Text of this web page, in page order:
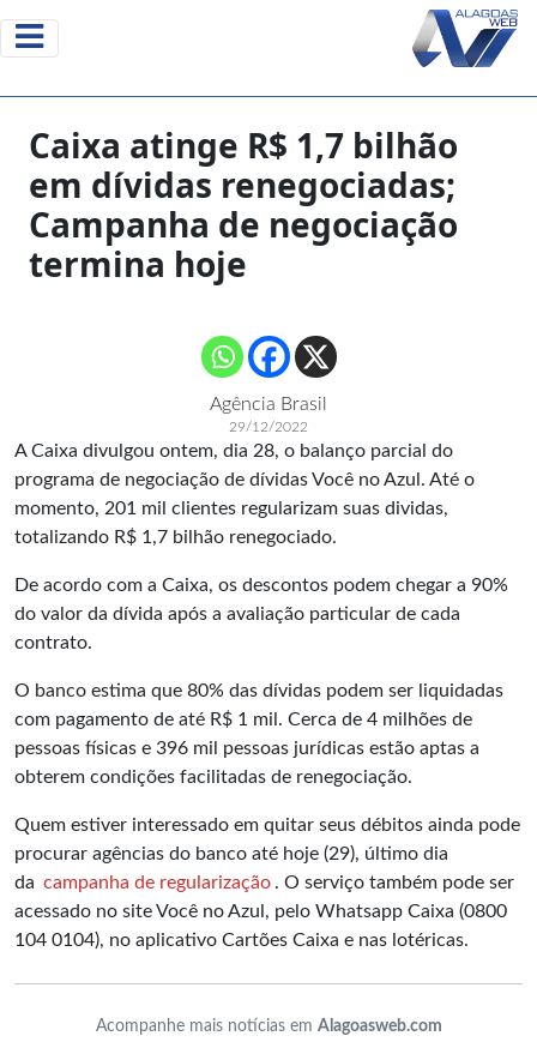
Caixa atinge R$ 1,7 bilhão
em dívidas renegociadas;
Campanha de negociação
termina hoje
Agência Brasil
29/12/2022
A Caixa divulgou ontem, dia 28, o balanço parcial do
programa de negociação de dívidas Você no Azul. Até o
momento, 201 mil clientes regularizam suas dividas,
totalizando R$ 1,7 bilhão renegociado.
De acordo com a Caixa, os descontos podem chegar a 90%
do valor da dívida após a avaliação particular de cada
contrato.
O banco estima que 80% das dívidas podem ser liquidadas
com pagamento de até R$ 1 mil. Cerca de 4 milhões de
pessoas físicas e 396 mil pessoas jurídicas estão aptas a
obterem condições facilitadas de renegociação.
Quem estiver interessado em quitar seus débitos ainda pode
procurar agências do banco até hoje (29), último dia
da campanha de regularização . O serviço também pode ser
acessado no site Você no Azul, pelo Whatsapp Caixa (0800
104 0104), no aplicativo Cartões Caixa e nas lotéricas.
Acompanhe mais notícias em Alagoasweb.com